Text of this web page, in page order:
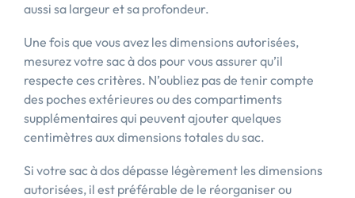
aussi sa largeur et sa profondeur.
Une fois que vous avez les dimensions autorisées,
mesurez votre sac à dos pour vous assurer qu’il
respecte ces critères. N’oubliez pas de tenir compte
des poches extérieures ou des compartiments
supplémentaires qui peuvent ajouter quelques
centimètres aux dimensions totales du sac.
Si votre sac à dos dépasse légèrement les dimensions
autorisées, il est préférable de le réorganiser ou